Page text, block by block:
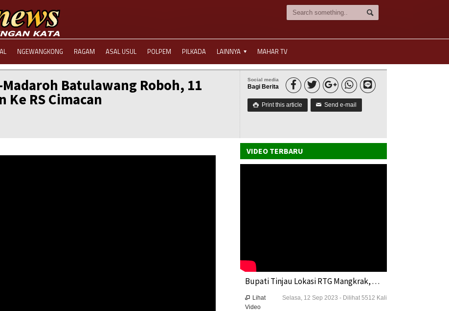
NGEWANGKONG RAGAM ASAL USUL POLPEM PILKADA LAINNYA MAHAR TV
Social media
Bagi Berita     
 Print this article ✉ Send e-mail
Batulawang Roboh, 11
RS Cimacan
VIDEO TERBARU
Bupati Tinjau Lokasi RTG Mangkrak, . . .
Selasa, 12 Sep 2023 - Dilihat 5512 Kali
 Lihat
Video